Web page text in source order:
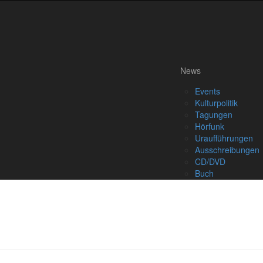
News
Events
Kulturpolitik
Tagungen
Hörfunk
Uraufführungen
Ausschreibungen
CD/DVD
Buch